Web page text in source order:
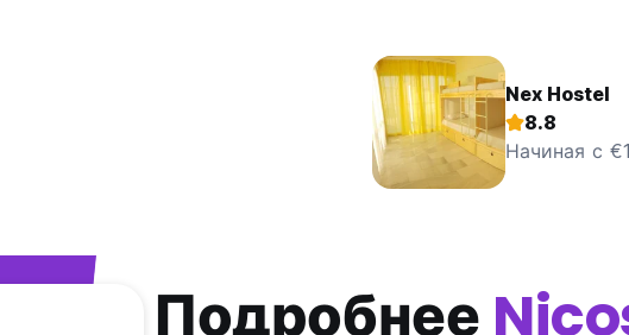
Nex Hostel
8.8
Начиная с
Подробнее